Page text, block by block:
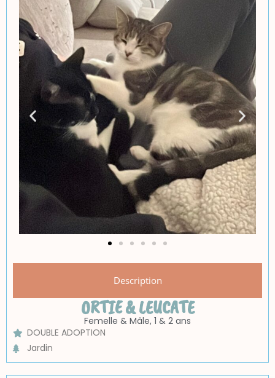
Description
ORTIE & LEUCATE
Femelle & Mâle, 1 & 2 ans
DOUBLE ADOPTION
Jardin